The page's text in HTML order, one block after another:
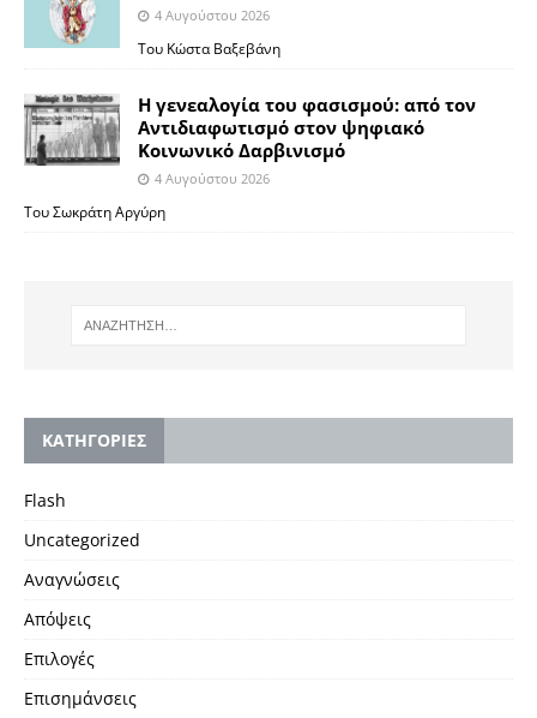
4 Αυγούστου 2026
Του Κώστα Βαξεβάνη
Η γενεαλογία του φασισμού: από τον
Αντιδιαφωτισμό στον ψηφιακό
Κοινωνικό Δαρβινισμό
4 Αυγούστου 2026
Του Σωκράτη Αργύρη
KΑΤΗΓΟΡΙΕΣ
Flash
Uncategorized
Αναγνώσεις
Απόψεις
Επιλογές
Επισημάνσεις